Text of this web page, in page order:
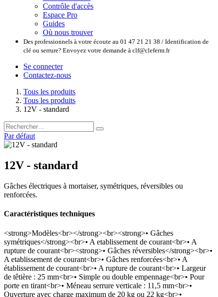
Contrôle d'accès
Espace Pro
Guides
Où nous trouver
Des professionnels à votre écoute au 01 47 21 21 38 / Identification de
clé ou serrure? Envoyez votre demande à clf@cleferm.fr
Se connecter
Contactez-nous
Tous les produits
Tous les produits
12V - standard
Par défaut
12V - standard
Gâches électriques à mortaiser, symétriques, réversibles ou
renforcées.
Caractéristiques techniques
<strong>Modèles<br></strong><br><strong>• Gâches
symétriques</strong><br>• A etablissement de courant<br>• A
rupture de courant<br><strong>• Gâches réversibles</strong><br>•
A etablissement de courant<br>• Gâches renforcées<br>• A
établissement de courant<br>• A rupture de courant<br>• Largeur
de têtière : 25 mm<br>• Simple ou double empennage<br>• Pour
porte en tirant<br>• Méneau serrure verticale : 11,5 mm<br>•
Ouverture avec charge maximum de 20 kg ou 22 kg<br>•